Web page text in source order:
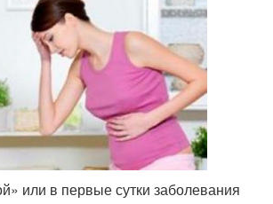
или в первые сутки заболевания